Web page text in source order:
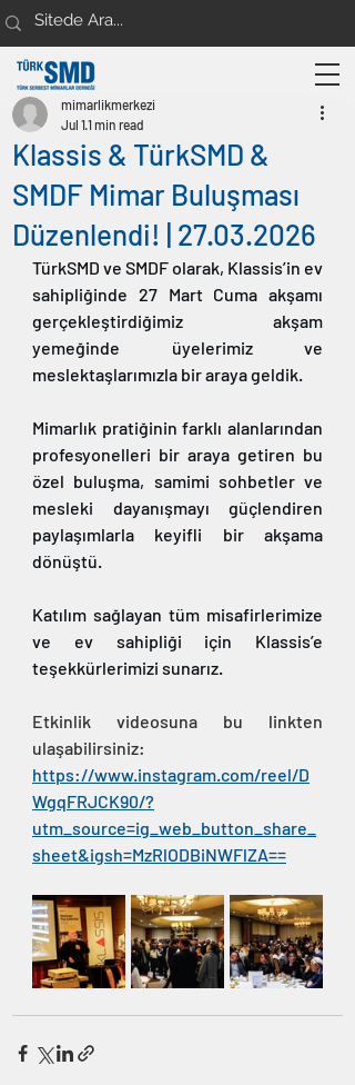
Klassis & TürkSMD &
SMDF Mimar Buluşması
Düzenlendi! | 27.03.2026
mimarlikmerkezi
Jul 11 min read
TürkSMD ve SMDF olarak, Klassis’in ev
sahipliğinde 27 Mart Cuma akşamı
gerçekleştirdiğimiz akşam
yemeğinde üyelerimiz ve
meslektaşlarımızla bir araya geldik.
Mimarlık pratiğinin farklı alanlarından
profesyonelleri bir araya getiren bu
özel buluşma, samimi sohbetler ve
mesleki dayanışmayı güçlendiren
paylaşımlarla keyifli bir akşama
dönüştü.
Katılım sağlayan tüm misafirlerimize
ve ev sahipliği için Klassis’e
teşekkürlerimizi sunarız.
Etkinlik videosuna bu linkten
https://www.instagram.com/reel/D
WgqFRJCK90/?
utm_source=ig_web_button_share_
sheet&igsh=MzRlODBiNWFlZA==